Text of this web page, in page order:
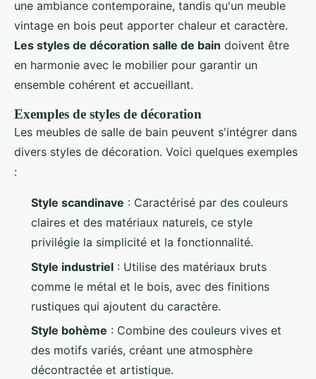
une ambiance contemporaine, tandis qu'un meuble
vintage en bois peut apporter chaleur et caractère.
Les styles de décoration salle de bain doivent être
en harmonie avec le mobilier pour garantir un
ensemble cohérent et accueillant.
Exemples de styles de décoration
Les meubles de salle de bain peuvent s'intégrer dans
divers styles de décoration. Voici quelques exemples
:
Style scandinave : Caractérisé par des couleurs
claires et des matériaux naturels, ce style
privilégie la simplicité et la fonctionnalité.
Style industriel : Utilise des matériaux bruts
comme le métal et le bois, avec des finitions
rustiques qui ajoutent du caractère.
Style bohème : Combine des couleurs vives et
des motifs variés, créant une atmosphère
décontractée et artistique.